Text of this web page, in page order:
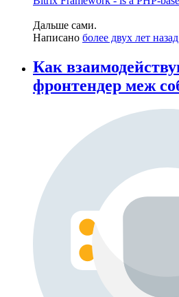
Дальше сами.
Написано более двух лет назад
Как
фронтендер меж